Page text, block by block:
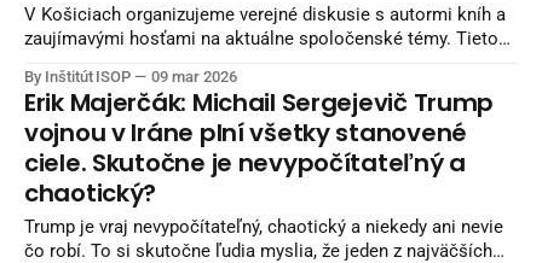
V Košiciach organizujeme verejné diskusie s autormi kníh a
zaujímavými hosťami na aktuálne spoločenské témy. Tieto
zaujímavé rozhovory a nové pohľady.
By Inštitút ISOP 09 mar 2026
Erik Majerčák: Michail Sergejevič Trump
vojnou v Iráne plní všetky stanovené
ciele. Skutočne je nevypočítateľný a
chaotický?
Trump je vraj nevypočítateľný, chaotický a niekedy ani nevie
čo robí. To si skutočne ľudia myslia, že jeden z najväčších